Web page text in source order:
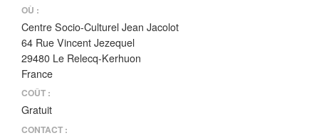
OÙ :
Centre Socio-Culturel Jean Jacolot
64 Rue Vincent Jezequel
29480 Le Relecq-Kerhuon
France
COÛT :
Gratuit
CONTACT :